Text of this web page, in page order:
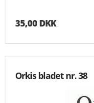
35,00 DKK
Orkis bladet nr. 38